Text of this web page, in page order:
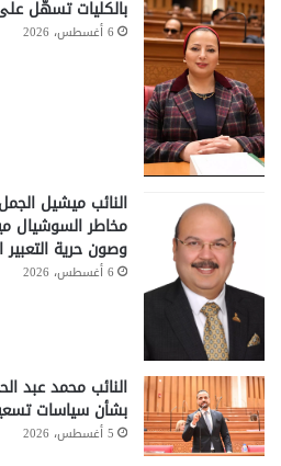
بالكليات تسهّل
6 أغسطس، 2026
النائب ميشيل
مخاطر السوشيال
وصون حرية
6 أغسطس، 2026
النائب محمد عبد
بشأن سياسات
5 أغسطس، 2026